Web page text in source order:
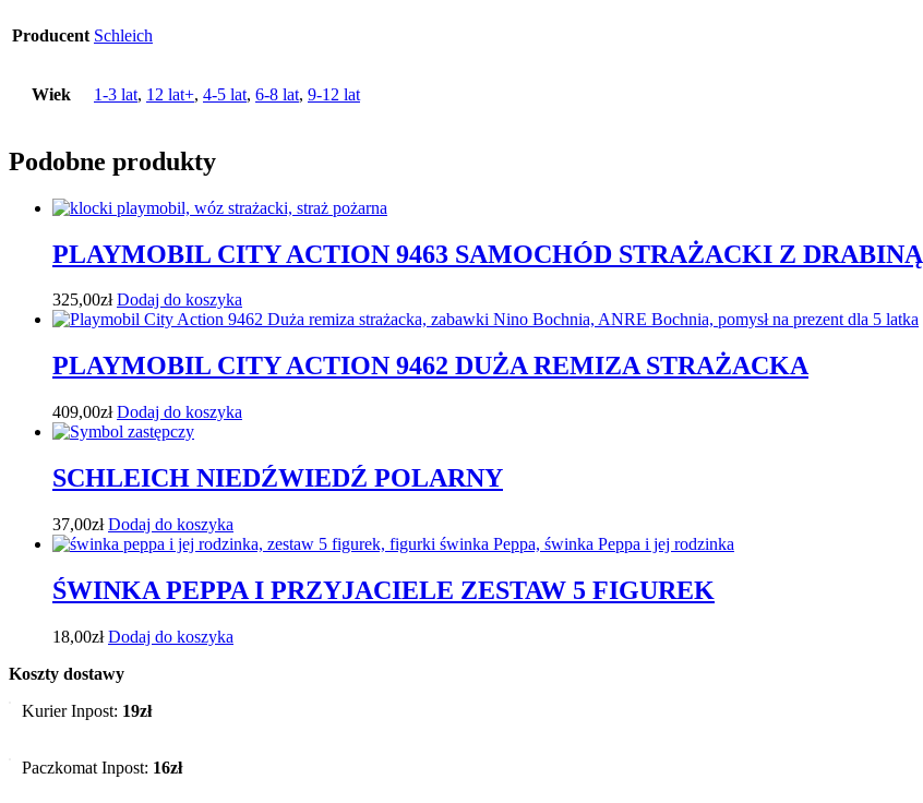
Producent Schleich
Wiek 1-3 lat, 12 lat+, 4-5 lat, 6-8 lat, 9-12 lat
Podobne produkty
PLAYMOBIL CITY ACTION 9463 SAMOCHÓD STRAŻACKI Z DRABINĄ
325,00zł Dodaj do koszyka
PLAYMOBIL CITY ACTION 9462 DUŻA REMIZA STRAŻACKA
409,00zł Dodaj do koszyka
SCHLEICH NIEDŹWIEDŹ POLARNY
37,00zł Dodaj do koszyka
ŚWINKA PEPPA I PRZYJACIELE ZESTAW 5 FIGUREK
18,00zł Dodaj do koszyka
Koszty dostawy
Kurier Inpost: 19zł
Paczkomat Inpost: 16zł